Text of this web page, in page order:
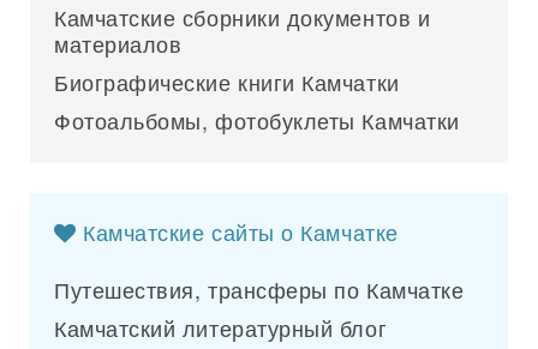
Камчатские сборники документов и
материалов
Биографические книги Камчатки
Фотоальбомы, фотобуклеты Камчатки
Камчатские сайты о Камчатке
Путешествия, трансферы по Камчатке
Камчатский литературный блог